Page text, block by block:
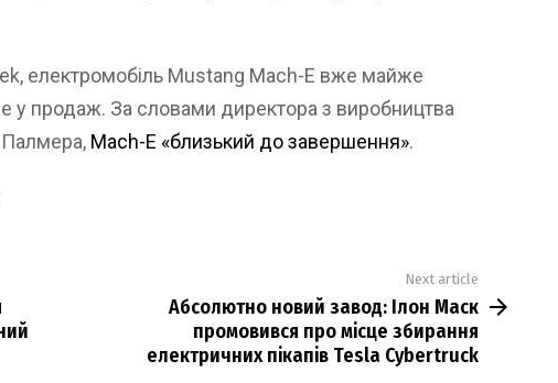
електромобіль Mustang Mach-E вже майже
у продаж. За словами директора з виробництва
Палмера, Mach-E «близький до завершення».
Next article
Абсолютно новий завод: Ілон Маск
промовився про місце збирання
електричних пікапів Tesla Cybertruck